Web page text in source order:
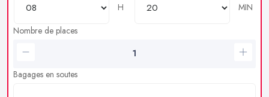
H
MIN
Nombre de places
Bagages en soutes